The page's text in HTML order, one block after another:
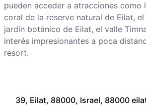
39, Eilat, 88000, Israel, 88000
pueden acceder a atracciones como
coral de la reserve natural de Eilat, el
jardín botánico de Eilat, el valle
interés impresionantes a poca
resort.